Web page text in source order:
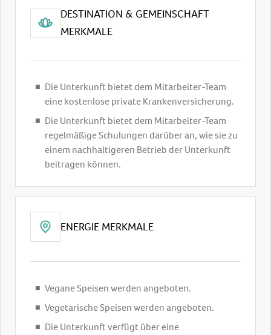
DESTINATION & GEMEINSCHAFT
MERKMALE
Die Unterkunft bietet dem Mitarbeiter-Team
eine kostenlose private Krankenversicherung.
Die Unterkunft bietet dem Mitarbeiter-Team
regelmäßige Schulungen darüber an, wie sie zu
einem nachhaltigeren Betrieb der Unterkunft
beitragen können.
ENERGIE MERKMALE
Vegane Speisen werden angeboten.
Vegetarische Speisen werden angeboten.
Die Unterkunft verfügt über eine